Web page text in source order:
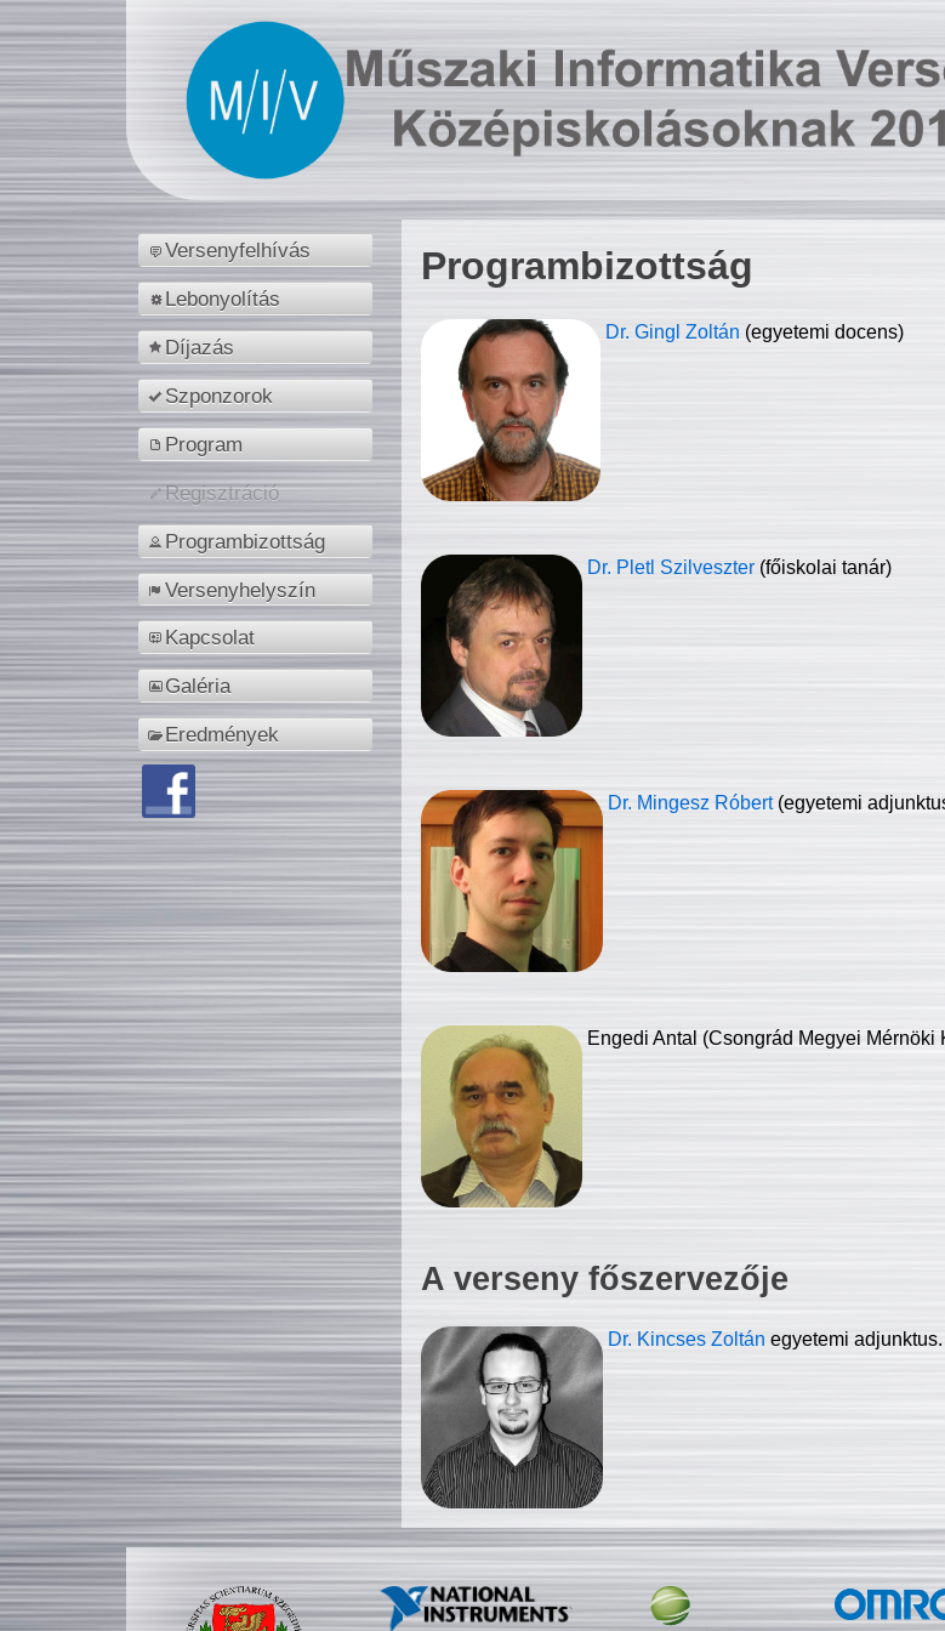
Versenyfelhívás
Lebonyolítás
Díjazás
Szponzorok
Program
Regisztráció
Programbizottság
Versenyhelyszín
Kapcsolat
Galéria
Eredmények
Programbizottság
Dr. Gingl Zoltán (egyetemi docens)
Dr. Pletl Szilveszter (főiskolai tanár)
Dr. Mingesz Róbert (egyetemi
Engedi Antal (Csongrád Megyei
A verseny főszervezője
Dr. Kincses Zoltán egyetemi adjunktus.